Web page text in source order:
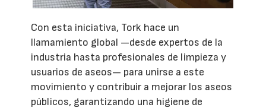
Con esta iniciativa, Tork hace un
llamamiento global —desde expertos de la
industria hasta profesionales de limpieza y
usuarios de aseos— para unirse a este
movimiento y contribuir a mejorar los aseos
públicos, garantizando una higiene de